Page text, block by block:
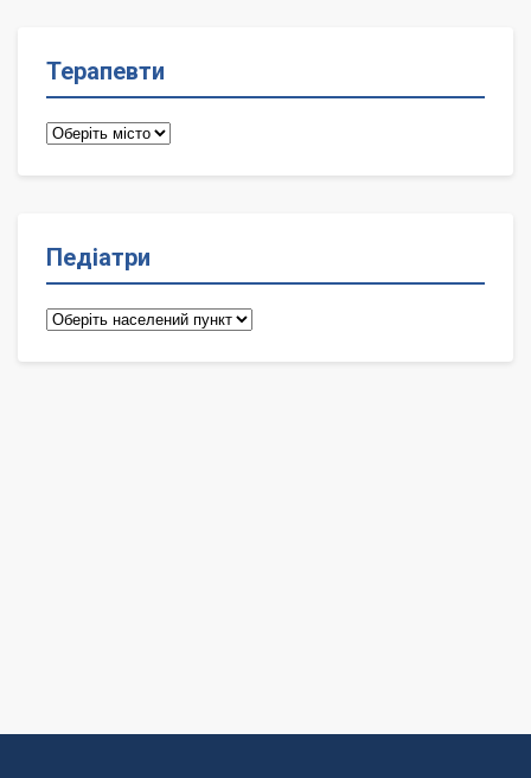
Терапевти
Терапевти
Педіатри
Педіатри